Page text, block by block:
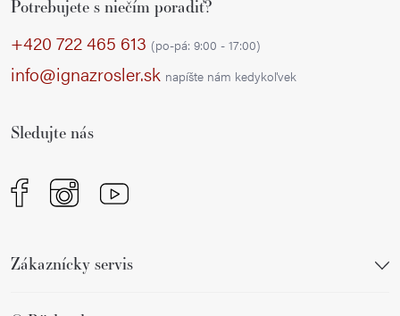
Potrebujete s niečím poradiť?
+420 722 465 613 (po-pá: 9:00 - 17:00)
info@ignazrosler.sk napíšte nám kedykoľvek
Sledujte nás
Zákaznícky servis